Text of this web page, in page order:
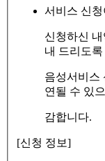
서비스 신
신청하신
내 드리도
음성서비스
연될 수 있
감합니다.
[신청 정보]